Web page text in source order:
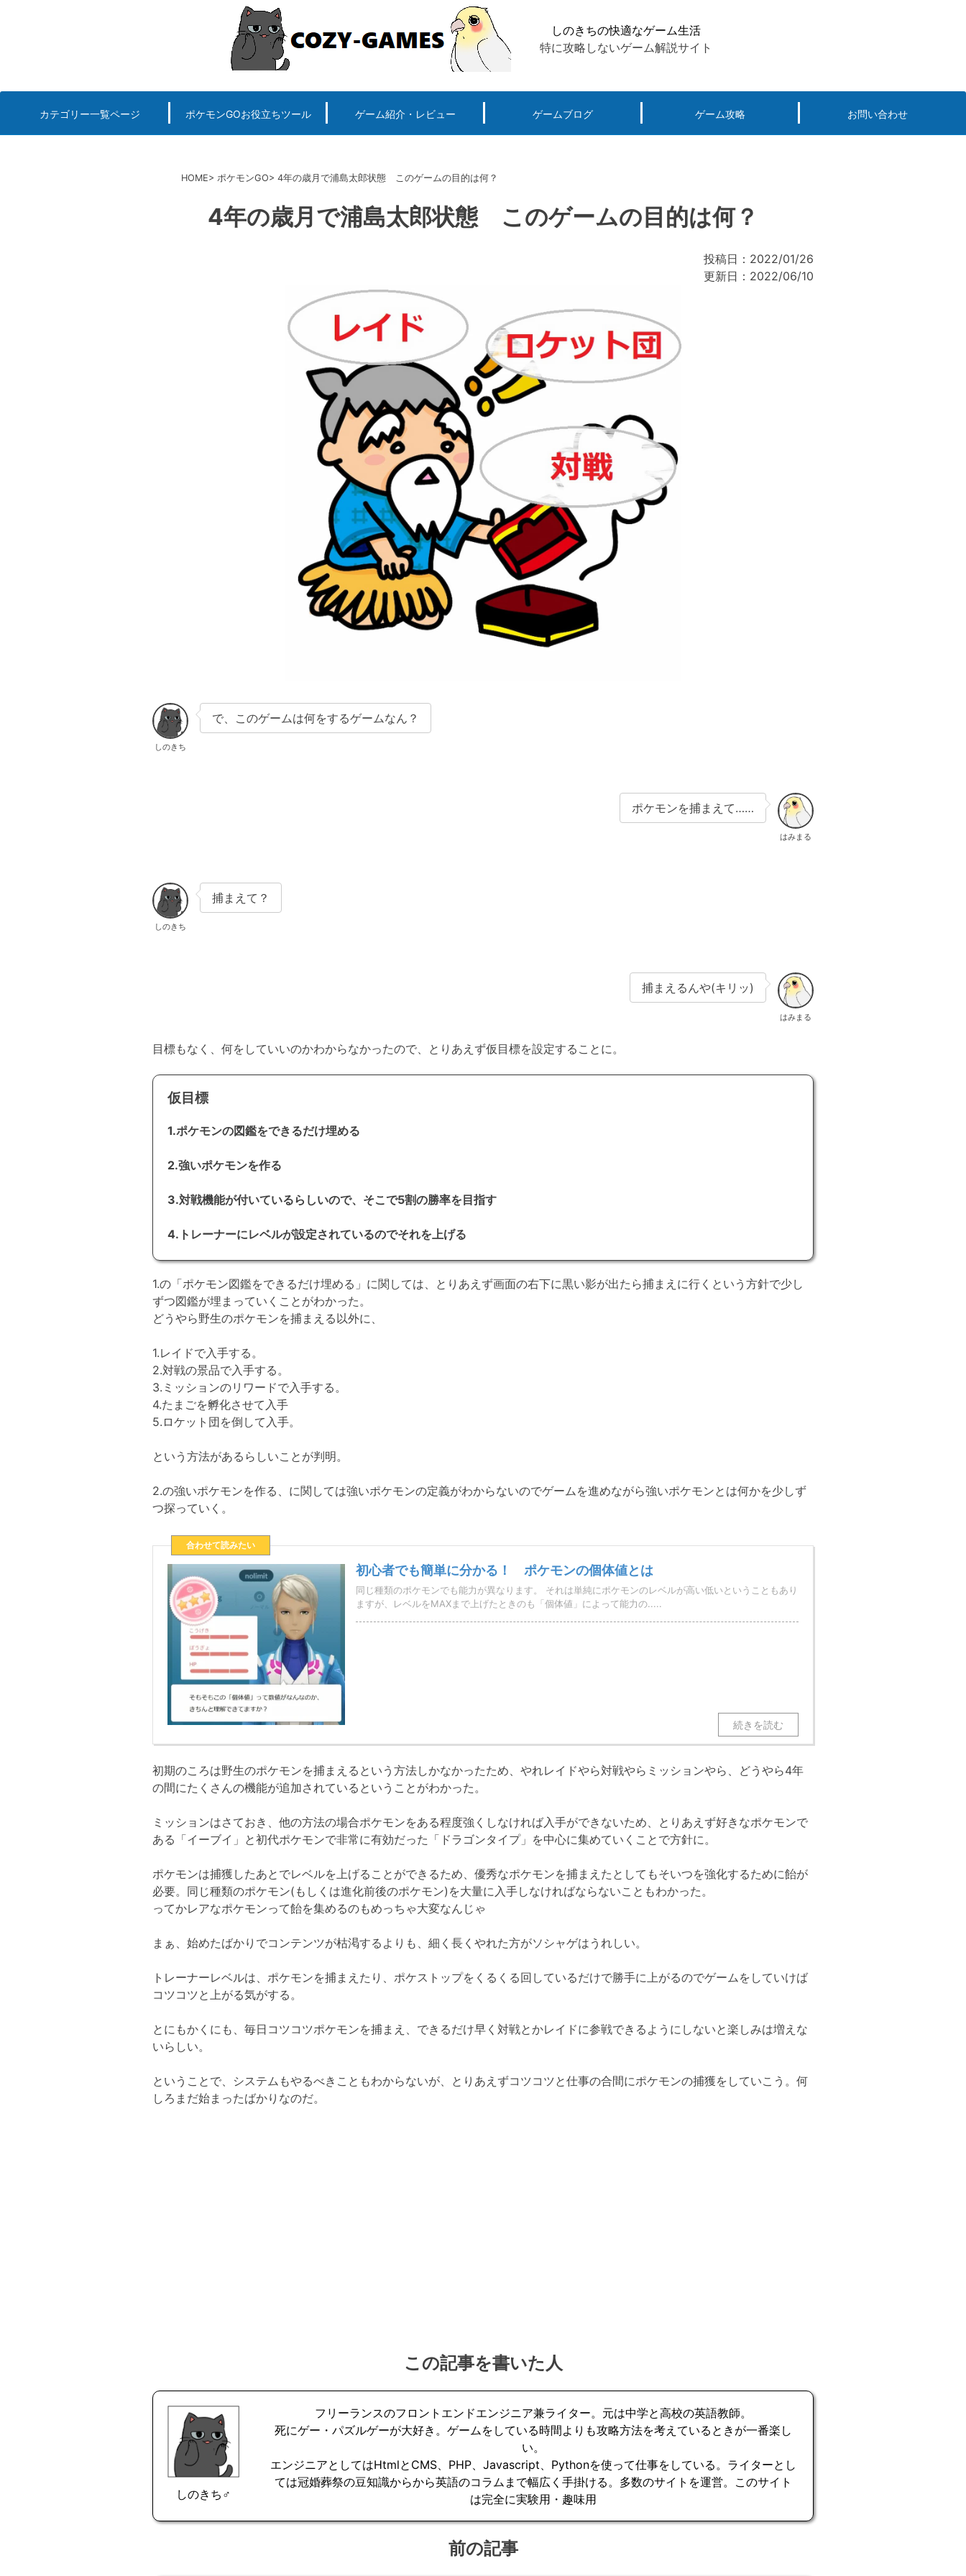
へ
しのきちの快適なゲーム生活
特に攻略しないゲーム解説サイト
ポケモン
G
カテゴリー一覧ページ ポケモンGOお役立ちツール ゲーム紹介・レビュー ゲームブログ ゲーム攻略 お問い合わせ
HOME ポケモンGO 4年の歳月で浦島太郎状態 このゲームの目的は何？
4年の歳月で浦島太郎状態 このゲームの目的は何？
投稿日：2022/01/26
更新日：2022/06/10
しのきち
で、このゲームは何をするゲームなん？
はみまる
ポケモンを捕まえて……
しのきち
捕まえて？
はみまる
捕まえるんや(キリッ)
目標もなく、何をしていいのかわからなかったので、とりあえず仮目標を設定することに。
仮目標
1.ポケモンの図鑑をできるだけ埋める
2.強いポケモンを作る
3.対戦機能が付いているらしいので、そこで5割の勝率を目指す
4.トレーナーにレベルが設定されているのでそれを上げる
1.の「ポケモン図鑑をできるだけ埋める」に関しては、とりあえず画面の右下に黒い影が出たら捕まえに行くという方針で少し
ずつ図鑑が埋まっていくことがわかった。
どうやら野生のポケモンを捕まえる以外に、
1.レイドで入手する。
2.対戦の景品で入手する。
3.ミッションのリワードで入手する。
4.たまごを孵化させて入手
5.ロケット団を倒して入手。
という方法があるらしいことが判明。
2.の強いポケモンを作る、に関しては強いポケモンの定義がわからないのでゲームを進めながら強いポケモンとは何かを少しず
つ探っていく。
初心者でも簡単に分かる！ ポケモンの個体値とは
同じ種類のポケモンでも能力が異なります。 それは単純にポケモンのレベルが高い低いということもあり
ますが、レベルをMAXまで上げたときのも「個体値」によって能力の.....
初期のころは野生のポケモンを捕まえるという方法しかなかったため、やれレイドやら対戦やらミッションやら、どうやら4年
の間にたくさんの機能が追加されているということがわかった。
ミッションはさておき、他の方法の場合ポケモンをある程度強くしなければ入手ができないため、とりあえず好きなポケモンで
ある「イーブイ」と初代ポケモンで非常に有効だった「ドラゴンタイプ」を中心に集めていくことで方針に。
ポケモンは捕獲したあとでレベルを上げることができるため、優秀なポケモンを捕まえたとしてもそいつを強化するために飴が
必要。同じ種類のポケモン(もしくは進化前後のポケモン)を大量に入手しなければならないこともわかった。
ってかレアなポケモンって飴を集めるのもめっちゃ大変なんじゃ
まぁ、始めたばかりでコンテンツが枯渇するよりも、細く長くやれた方がソシャゲはうれしい。
トレーナーレベルは、ポケモンを捕まえたり、ポケストップをくるくる回しているだけで勝手に上がるのでゲームをしていけば
コツコツと上がる気がする。
とにもかくにも、毎日コツコツポケモンを捕まえ、できるだけ早く対戦とかレイドに参戦できるようにしないと楽しみは増えな
いらしい。
ということで、システムもやるべきこともわからないが、とりあえずコツコツと仕事の合間にポケモンの捕獲をしていこう。何
しろまだ始まったばかりなのだ。
この記事を書いた人
しのきち♂
フリーランスのフロントエンドエンジニア兼ライター。元は中学と高校の英語教師。
死にゲー・パズルゲーが大好き。ゲームをしている時間よりも攻略方法を考えているときが一番楽し
い。
エンジニアとしてはHtmlとCMS、PHP、Javascript、Pythonを使って仕事をしている。ライターとし
ては冠婚葬祭の豆知識からから英語のコラムまで幅広く手掛ける。多数のサイトを運営。このサイト
は完全に実験用・趣味用
前の記事